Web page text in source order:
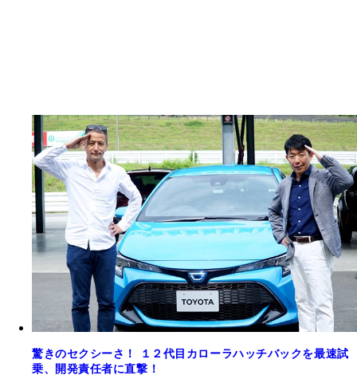
驚きのセクシーさ！ １２代目カローラハッチバックを最速試
乗、開発責任者に直撃！